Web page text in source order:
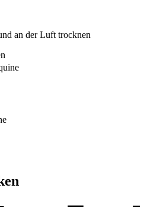
an der Luft trocknen